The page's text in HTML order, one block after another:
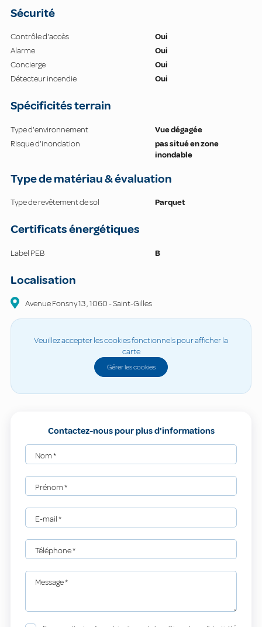
Sécurité
Contrôle d'accès
Oui
Alarme
Oui
Concierge
Oui
Détecteur incendie
Oui
Spécificités terrain
Type d'environnement
Vue dégagée
Risque d'inondation
pas situé en zone
inondable
Type de matériau & évaluation
Type de revêtement de sol Parquet
Certificats énergétiques
Label PEB B
Localisation
Avenue Fonsny13,1060-Saint-Gilles
Veuillez accepter les cookies fonctionnels pour afficher la
carte
Gérer les cookies
Contactez-nous pour plus d'informations
Nom*
Prénom*
E-mail*
Téléphone*
Message*